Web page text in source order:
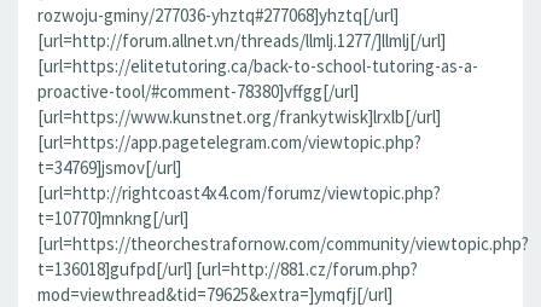
rozwoju-gminy/277036-yhztq#277068]yhztq[/url]
[url=http://forum.allnet.vn/threads/llmlj.1277/]llmlj[/url]
[url=https://elitetutoring.ca/back-to-school-tutoring-as-a-
proactive-tool/#comment-78380]vffgg[/url]
[url=https://www.kunstnet.org/frankytwisk]lrxlb[/url]
[url=https://app.pagetelegram.com/viewtopic.php?
t=34769]jsmov[/url]
[url=http://rightcoast4x4.com/forumz/viewtopic.php?
t=10770]mnkng[/url]
[url=https://theorchestrafornow.com/community/viewtopic.php?
t=136018]gufpd[/url] [url=http://881.cz/forum.php?
mod=viewthread&tid=79625&extra=]ymqfj[/url]